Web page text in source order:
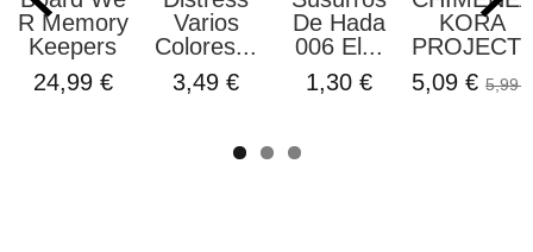
R Memory
Keepers
24,99 €
Varios
Colores...
3,49 €
De Hada
006 El...
1,30 €
KORA
5,09 € 5,99 €